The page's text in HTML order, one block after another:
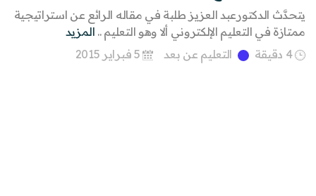
يتحدَّث الدكتورعبد العزيز طلبة في مقاله الرائع عن استراتيجية
ممتازة في التعليم الإلكتروني ألا وهو التعليم .. المزيد
4 دقيقة
التعليم عن بعد 5 فبراير 2015